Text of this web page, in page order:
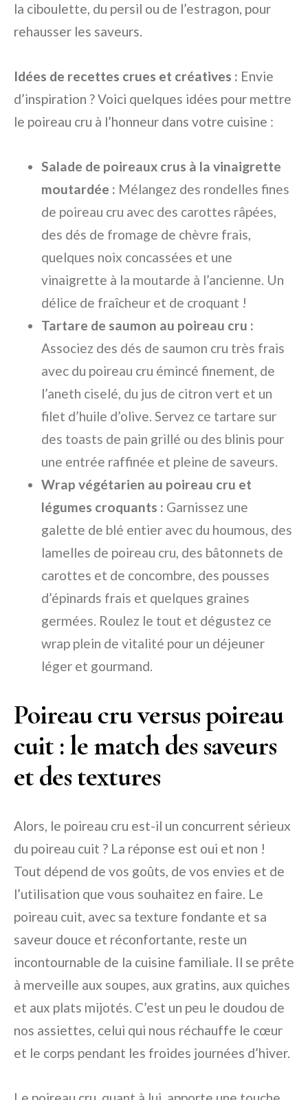
la ciboulette, du persil ou de l’estragon, pour
rehausser les saveurs.
Idées de recettes crues et créatives : Envie
d’inspiration ? Voici quelques idées pour mettre
le poireau cru à l’honneur dans votre cuisine :
Salade de poireaux crus à la vinaigrette
moutardée : Mélangez des rondelles fines
de poireau cru avec des carottes râpées,
des dés de fromage de chèvre frais,
quelques noix concassées et une
vinaigrette à la moutarde à l’ancienne. Un
délice de fraîcheur et de croquant !
Tartare de saumon au poireau cru :
Associez des dés de saumon cru très frais
avec du poireau cru émincé finement, de
l’aneth ciselé, du jus de citron vert et un
filet d’huile d’olive. Servez ce tartare sur
des toasts de pain grillé ou des blinis pour
une entrée raffinée et pleine de saveurs.
Wrap végétarien au poireau cru et
légumes croquants : Garnissez une
galette de blé entier avec du houmous, des
lamelles de poireau cru, des bâtonnets de
carottes et de concombre, des pousses
d’épinards frais et quelques graines
germées. Roulez le tout et dégustez ce
wrap plein de vitalité pour un déjeuner
léger et gourmand.
Poireau cru versus poireau
cuit : le match des saveurs
et des textures
Alors, le poireau cru est-il un concurrent sérieux
du poireau cuit ? La réponse est oui et non !
Tout dépend de vos goûts, de vos envies et de
l’utilisation que vous souhaitez en faire. Le
poireau cuit, avec sa texture fondante et sa
saveur douce et réconfortante, reste un
incontournable de la cuisine familiale. Il se prête
à merveille aux soupes, aux gratins, aux quiches
et aux plats mijotés. C’est un peu le doudou de
nos assiettes, celui qui nous réchauffe le cœur
et le corps pendant les froides journées d’hiver.